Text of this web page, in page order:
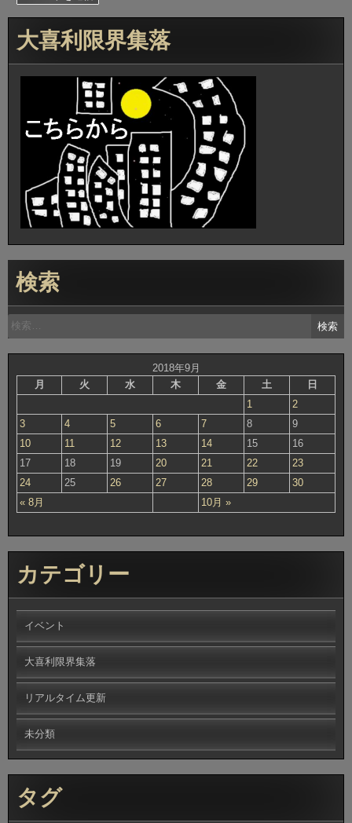
大喜利限界集落
検索
検
索:
2018年9月
月
火 水 木 金 土 日
« 8月 10月 »
1
2
3
4 5 6 7 8
9
10
11 12 13 14 15
16
17
18 19 20 21 22
23
24
25 26 27 28 29 30
カテゴリー
イベント
大喜利限界集落
リアルタイム更新
未分類
タグ